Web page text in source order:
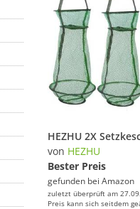
von HEZHU
Bester Preis
gefunden bei Amazon
zuletzt überprüft am
Preis kann sich seitdem